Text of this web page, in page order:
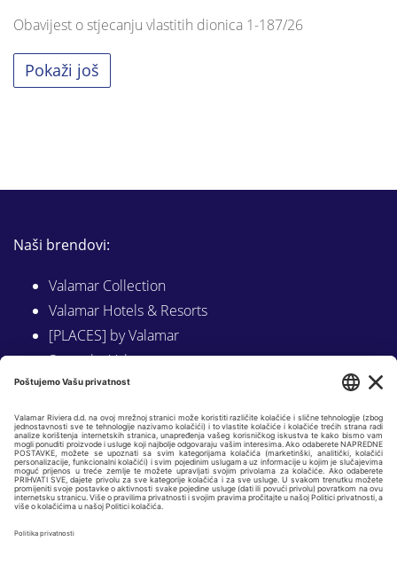
Obavijest o stjecanju vlastitih dionica 1-187/26
Pokaži još
Naši brendovi:
Valamar Collection
Valamar Hotels & Resorts
[PLACES] by Valamar
Sunny by Valamar
Valamar Camping
Istraži na Valamar.com
Slijedite nas na: